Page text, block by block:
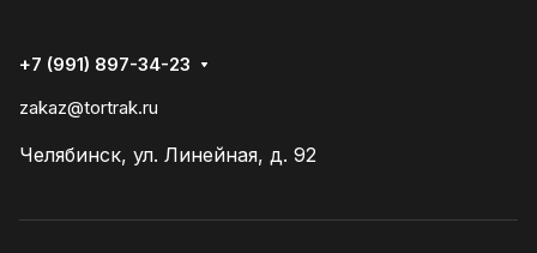
+7 (991) 897-34-23
zakaz@tortrak.ru
Челябинск, ул. Линейная, д. 92